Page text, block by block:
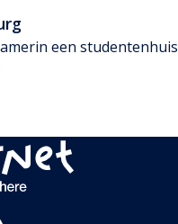
in een studentenhuis